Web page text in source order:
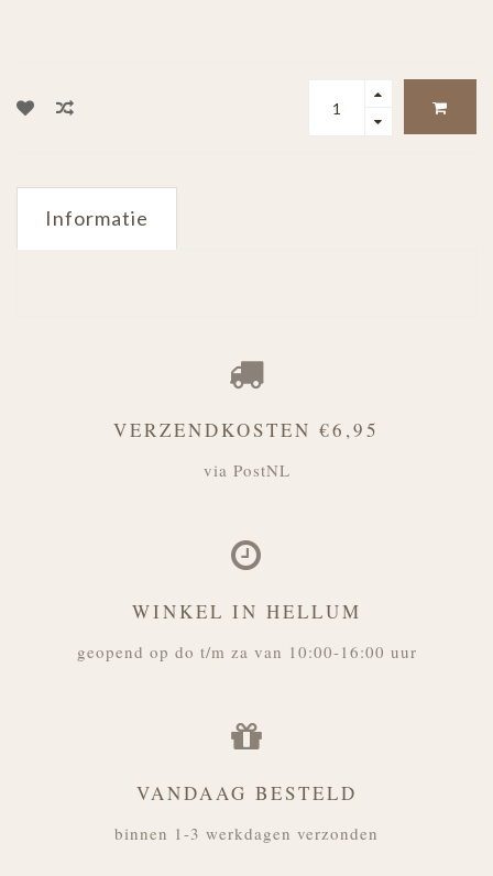
Informatie
VERZENDKOSTEN €6,95
via PostNL
WINKEL IN HELLUM
geopend op do t/m za van 10:00-16:00 uur
VANDAAG BESTELD
binnen 1-3 werkdagen verzonden